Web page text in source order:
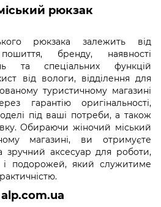
рюкзак
рюкзака залежить від
бренду, наявності
та спеціальних функцій
від вологи, відділення для
туристичному магазині
гарантію оригінальності,
під ваші потреби, а також
Обираючи жіночий міський
магазині, ви отримуєте
зручний аксесуар для роботи,
і подорожей, який служитиме